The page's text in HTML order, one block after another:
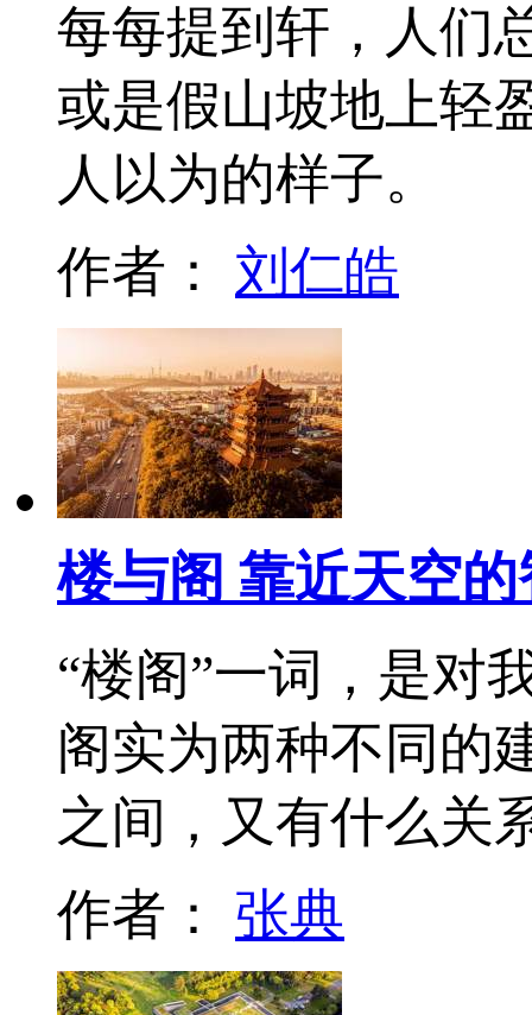
每每提到轩，人们
或是假山坡地上轻
人以为的样子。
作者： 刘仁皓
楼与阁 靠近天空的
“楼阁”一词，是对
阁实为两种不同的
之间，又有什么关
作者： 张典